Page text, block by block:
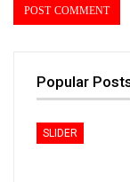
Popular
SLIDER